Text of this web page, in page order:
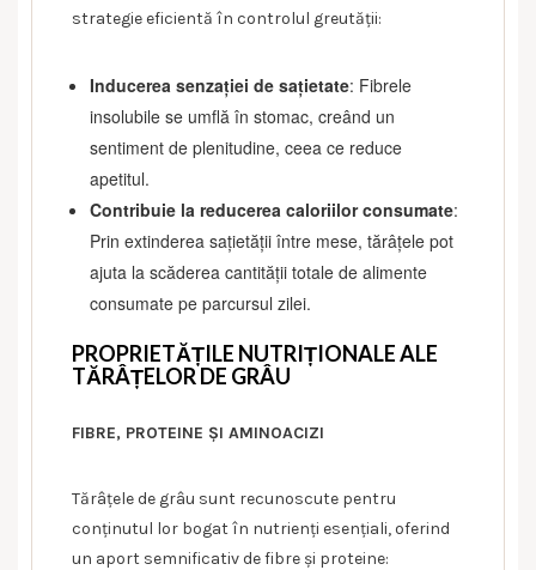
strategie eficientă în controlul greutății:
Inducerea senzației de sațietate: Fibrele
insolubile se umflă în stomac, creând un
sentiment de plenitudine, ceea ce reduce
apetitul.
Contribuie la reducerea caloriilor consumate:
Prin extinderea sațietății între mese, tărâțele pot
ajuta la scăderea cantității totale de alimente
consumate pe parcursul zilei.
PROPRIETĂȚILE NUTRIȚIONALE ALE
TĂRÂȚELOR DE GRÂU
FIBRE, PROTEINE ȘI AMINOACIZI
Tărâțele de grâu sunt recunoscute pentru
conținutul lor bogat în nutrienți esențiali, oferind
un aport semnificativ de fibre și proteine: